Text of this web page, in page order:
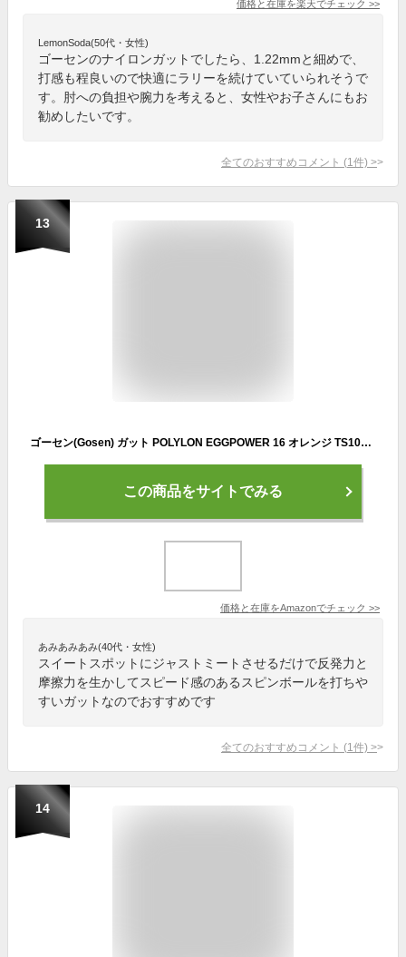
価格と在庫を楽天でチェック >>
LemonSoda(50代・女性)
ゴーセンのナイロンガットでしたら、1.22mmと細めで、
打感も程良いので快適にラリーを続けていていられそうで
す。肘への負担や腕力を考えると、女性やお子さんにもお
勧めしたいです。
全てのおすすめコメント (1 件) >
13
ゴーセン(Gosen) ガット POLYLON EGGPOWER 16 オレンジ TS100 FF
この商品をサイトでみる
価格と在庫をAmazonでチェック >>
あみあみあみ(40代・女性)
スイートスポットにジャストミートさせるだけで反発力と
摩擦力を生かしてスピード感のあるスピンボールを打ちや
すいガットなのでおすすめです
全てのおすすめコメント (1 件) >
14